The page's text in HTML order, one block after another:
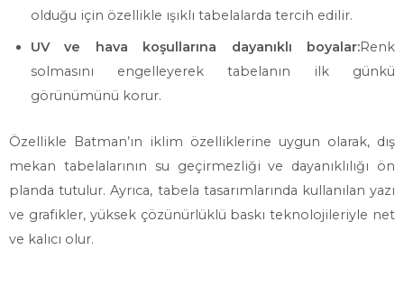
olduğu için özellikle ışıklı tabelalarda tercih edilir.
UV ve hava koşullarına dayanıklı boyalar:Renk
solmasını engelleyerek tabelanın ilk günkü
görünümünü korur.
Özellikle Batman’ın iklim özelliklerine uygun olarak, dış
mekan tabelalarının su geçirmezliği ve dayanıklılığı ön
planda tutulur. Ayrıca, tabela tasarımlarında kullanılan yazı
ve grafikler, yüksek çözünürlüklü baskı teknolojileriyle net
ve kalıcı olur.